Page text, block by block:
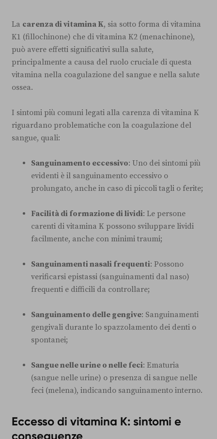
La carenza di vitamina K, sia sotto forma di vitamina
K1 (fillochinone) che di vitamina K2 (menachinone),
può avere effetti significativi sulla salute,
principalmente a causa del ruolo cruciale di questa
vitamina nella coagulazione del sangue e nella salute
ossea.
I sintomi più comuni legati alla carenza di vitamina K
riguardano problematiche con la coagulazione del
sangue, quali:
Sanguinamento eccessivo: Uno dei sintomi più
evidenti è il sanguinamento eccessivo o
prolungato, anche in caso di piccoli tagli o ferite;
Facilità di formazione di lividi: Le persone
carenti di vitamina K possono sviluppare lividi
facilmente, anche con minimi traumi;
Sanguinamenti nasali frequenti: Possono
verificarsi epistassi (sanguinamenti dal naso)
frequenti e difficili da controllare;
Sanguinamento delle gengive: Sanguinamenti
gengivali durante lo spazzolamento dei denti o
spontanei;
Sangue nelle urine o nelle feci: Ematuria
(sangue nelle urine) o presenza di sangue nelle
feci (melena), indicando sanguinamento interno.
Eccesso di vitamina K: sintomi e
conseguenze